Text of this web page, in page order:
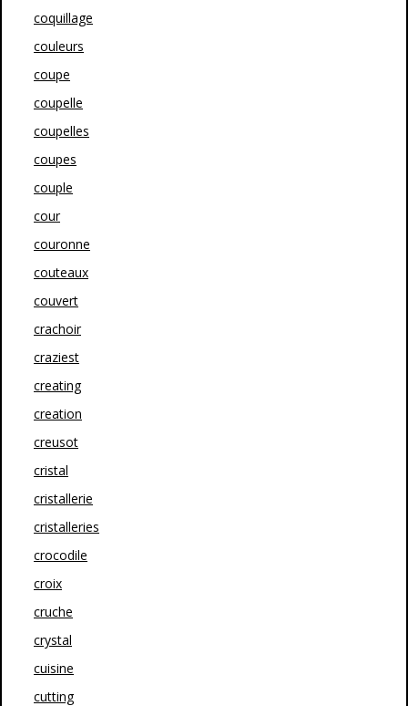
coquillage
couleurs
coupe
coupelle
coupelles
coupes
couple
cour
couronne
couteaux
couvert
crachoir
craziest
creating
creation
creusot
cristal
cristallerie
cristalleries
crocodile
croix
cruche
crystal
cuisine
cutting